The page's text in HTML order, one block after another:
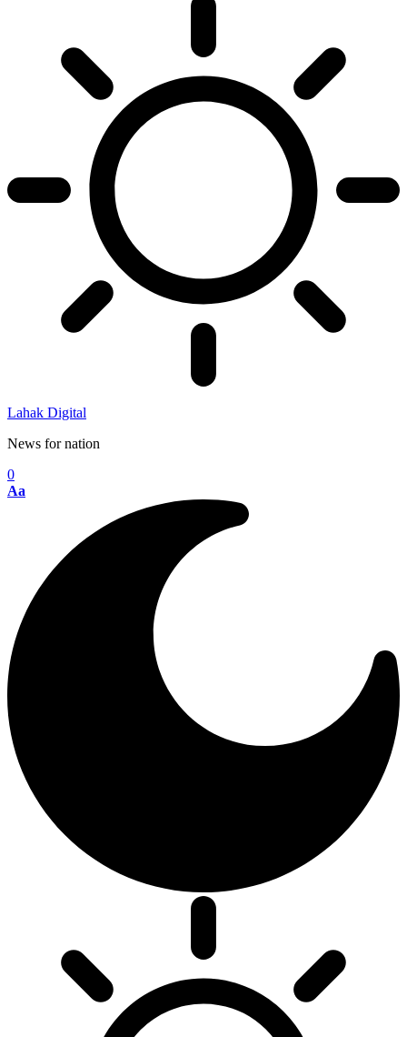
Lahak Digital
News for nation
0
Aa